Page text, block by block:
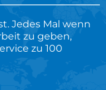
Jedes Mal wenn
zu geben,
zu 100